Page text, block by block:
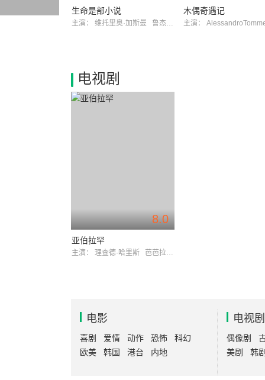
生命是部小说
主演： 维托里奥·加斯曼 鲁杰罗·雷蒙迪
木偶奇遇记
主演：
电视剧
8.0
亚伯拉罕
主演： 理查德·哈里斯 芭芭拉·赫希
电影
喜剧 爱情 动作 恐怖
科幻
欧美
韩国 港台 内地
电视剧
偶像剧
美剧
韩